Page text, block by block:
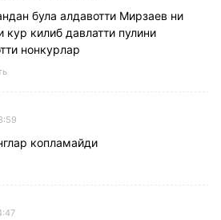
була алдавотти Мирзаев ни
кур килиб давлатти пулини
нонкурлар
копламайди